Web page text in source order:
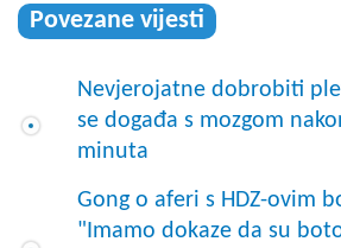
Povezane vijesti
Nevjerojatne dobrobiti
se događa s mozgom
minuta
Gong o aferi s HDZ-ovim
"Imamo dokaze da su